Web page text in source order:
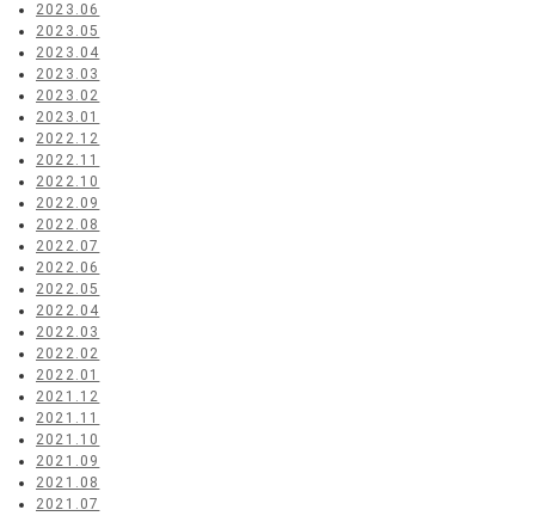
2023.06
2023.05
2023.04
2023.03
2023.02
2023.01
2022.12
2022.11
2022.10
2022.09
2022.08
2022.07
2022.06
2022.05
2022.04
2022.03
2022.02
2022.01
2021.12
2021.11
2021.10
2021.09
2021.08
2021.07